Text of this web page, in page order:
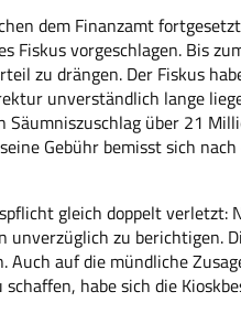
dem Finanzamt
Fiskus vorgeschlagen. Bis
zu drängen. Der Fiskus
unverständlich lange
über 21
Gebühr bemisst sich
gleich doppelt verletzt:
zu berichtigen.
auf die mündliche
habe sich die